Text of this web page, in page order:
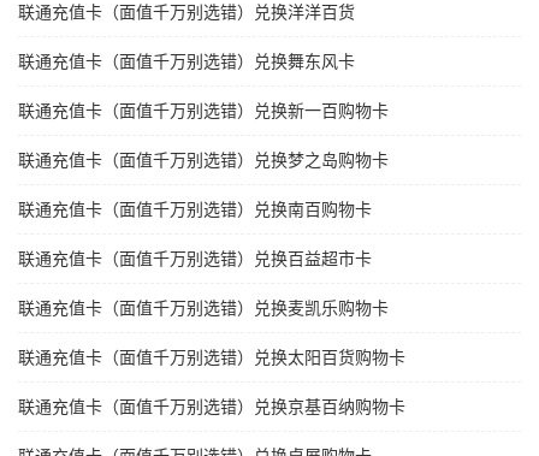
联通充值卡（面值千万别选错）兑换洋洋百货
联通充值卡（面值千万别选错）兑换舞东风卡
联通充值卡（面值千万别选错）兑换新一百购物卡
联通充值卡（面值千万别选错）兑换梦之岛购物卡
联通充值卡（面值千万别选错）兑换南百购物卡
联通充值卡（面值千万别选错）兑换百益超市卡
联通充值卡（面值千万别选错）兑换麦凯乐购物卡
联通充值卡（面值千万别选错）兑换太阳百货购物卡
联通充值卡（面值千万别选错）兑换京基百纳购物卡